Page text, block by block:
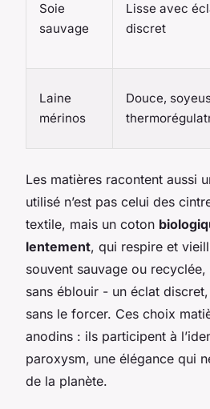
Soie
sauvage
Lisse avec
discret
Laine
mérinos
Douce,
Les matières racontent aussi
utilisé n’est pas celui des
textile, mais un coton
lentement, qui respire et
souvent sauvage ou
sans éblouir - un éclat
sans le forcer. Ces choix
anodins : ils participent à
paroxysm, une élégance qui
de la planète.